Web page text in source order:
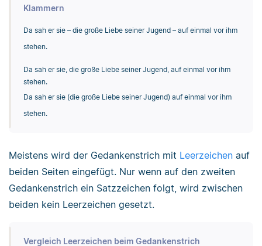
Klammern
Da sah er sie – die große Liebe seiner Jugend – auf einmal vor ihm
stehen.
Da sah er sie, die große Liebe seiner Jugend, auf einmal vor ihm
stehen.
Da sah er sie (die große Liebe seiner Jugend) auf einmal vor ihm
stehen.
Meistens wird der Gedankenstrich mit Leerzeichen auf
beiden Seiten eingefügt. Nur wenn auf den zweiten
Gedankenstrich ein Satzzeichen folgt, wird zwischen
beiden kein Leerzeichen gesetzt.
Vergleich Leerzeichen beim Gedankenstrich